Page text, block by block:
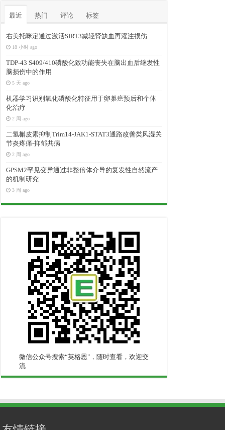
最近 热门 评论 标签
右美托咪定通过激活SIRT3减轻肾缺血再灌注损伤
18 小时 ago
TDP-43 S409/410磷酸化致功能丧失在脑出血后继发性
脑损伤中的作用
5 天 ago
机器学习识别氧化磷酸化特征用于卵巢癌预后和个体
化治疗
2 周 ago
二氢槲皮素抑制Trim14-JAK1-STAT3通路改善类风湿关
节炎疼痛-抑郁共病
2 周 ago
GPSM2罕见变异通过非整倍体介导的复发性自然流产
的机制研究
3 周 ago
微信公众号搜索“英格恩"，随时查看，欢迎交
流